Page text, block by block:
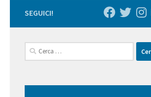
SEGUICI!
Ricerca
per: